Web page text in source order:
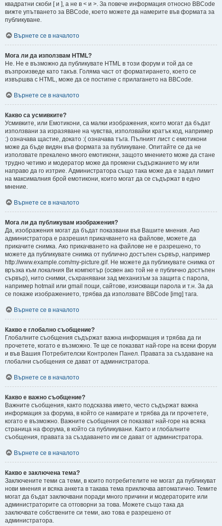
квадратни скоби [ и ], а не в < и >. За повече информация относно BBCode
вижте упътването за BBCode, което можете да намерите във формата за
публикуване.
Върнете се в началото
Мога ли да използвам HTML?
Не. Не е възможно да публикувате HTML в този форум и той да се
възпроизведе като такъв. Голяма част от форматирането, което се
извършва с HTML, може да се постигне с прилагането на BBCode.
Върнете се в началото
Какво са усмивките?
Усмивките, или Емотикони, са малки изображения, които могат да бъдат
използвани за изразяване на чувства, използвайки кратък код, например
:) означава щастие, докато :( означава тъга. Пълният лист с емотикони
може да бъде видян във формата за публикуване. Опитайте се да не
използвате прекалено много емотикони, защото мнението може да стане
трудно четимо и модератор може да промени съдържанието му или
направо да го изтрие. Администратора също така може да е задал лимит
на максималния брой емотикони, които могат да се съдържат в едно
мнение.
Върнете се в началото
Мога ли да публикувам изображения?
Да, изображения могат да бъдат показвани във Вашите мнения. Ако
администратора е разрешил прикачването на файлове, можете да
прикачите снимка. Ако прикачването на файлове не е разрешено, то
можете да публикувате снимка от публично достъпен сървър, например
http://www.example.com/my-picture.gif. Не можете да публикувате снимка от
връзка към локалния Ви компютър (освен ако той не е публично достъпен
сървър), нито снимки, съхранявани зад механизъм за защита с парола,
например hotmail или gmail пощи, сайтове, изискващи парола и т.н. За да
се покаже изображението, трябва да използвате BBCode [img] тага.
Върнете се в началото
Какво е глобално съобщение?
Глобалните съобщения съдържат важна информация и трябва да ги
прочетете, когато е възможно. Те ще се показват най-горе на всеки форум
и във Вашия Потребителски Контролен Панел. Правата за създаване на
глобални съобщения се дават от администратора.
Върнете се в началото
Какво е важно съобщение?
Важните съобщения, както подсказва името, често съдържат важна
информация за форума, в който се намирате и трябва да ги прочетете,
когато е възможно. Важните съобщения се показват най-горе на всяка
страница на форума, в който са публикувани. Както и глобалните
съобщения, правата за създаването им се дават от администратора.
Върнете се в началото
Какво е заключена тема?
Заключените теми са теми, в които потребителите не могат да публикуват
нови мнения и всяка анкета в такава тема приключва автоматично. Темите
могат да бъдат заключвани поради много причини и модераторите или
администраторите са отговорни за това. Можете също така да
заключвате собствените си теми, ако това е разрешено от
администратора.